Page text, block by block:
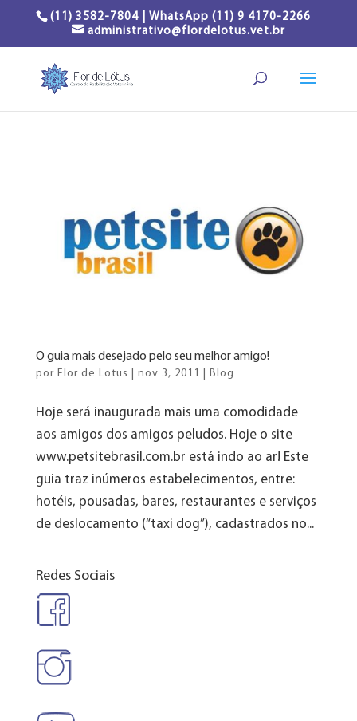
(11) 3582-7804 | WhatsApp (11) 9 4170-2266
administrativo@flordelotus.vet.br
O guia mais desejado pelo seu melhor amigo!
por Flor de Lotus nov 3, 2011 Blog
Hoje será inaugurada mais uma comodidade
aos amigos dos amigos peludos. Hoje o site
www.petsitebrasil.com.br está indo ao ar! Este
guia traz inúmeros estabelecimentos, entre:
hotéis, pousadas, bares, restaurantes e serviços
de deslocamento (“taxi dog”), cadastrados no...
Redes Sociais